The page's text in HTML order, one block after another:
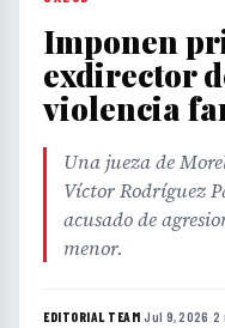
Imponen
exdirector
violencia
Una jueza de
Víctor Rodríguez
acusado de
menor.
EDITORIAL TEAM·Jul 9, 2026 ·2